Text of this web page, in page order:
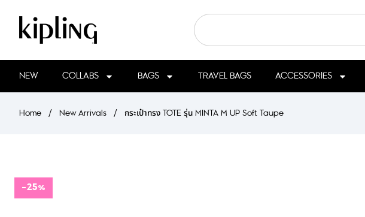
NEW COLLABS BAGS TRAVEL BAGS ACCESSORIES
Home / New Arrivals / กระเป๋าทรง TOTE รุ่น MINTA M UP Soft Taupe
-25%